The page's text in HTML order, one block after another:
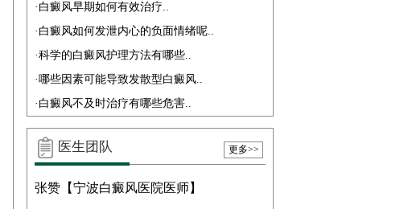
· 白癜风早期如何有效治疗..
· 白癜风如何发泄内心的负面情绪呢..
·科学的白癜风护理方法有哪些..
·哪些因素可能导致发散型白癜风..
· 白癜风不及时治疗有哪些危害..
医生团队 更多>>
张赞【宁波白癜风医院医师】